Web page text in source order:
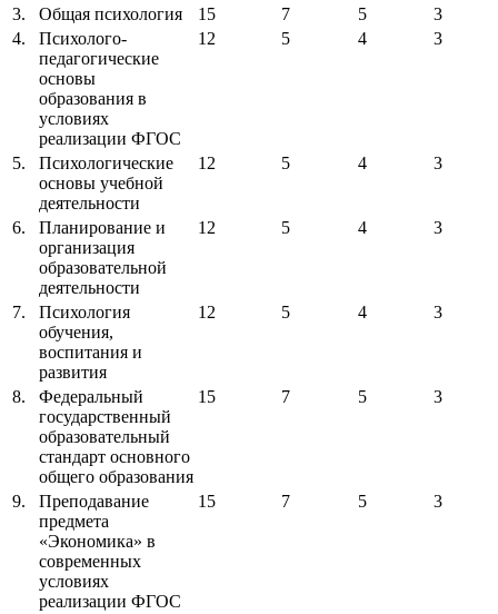
3. Общая психология 15 7 5
3
4.
Психолого-
педагогические
основы
образования в
условиях
реализации ФГОС
12 5 4 3
5.
Психологические
основы учебной
деятельности
12 5 4 3
6.
Планирование и
организация
образовательной
деятельности
12 5 4 3
7.
Психология
обучения,
воспитания и
развития
12 5 4 3
8.
Федеральный
государственный
образовательный
стандарт основного
общего образования
15 7 5 3
9.
Преподавание
предмета
«Экономика» в
современных
условиях
реализации ФГОС
15 7 5 3